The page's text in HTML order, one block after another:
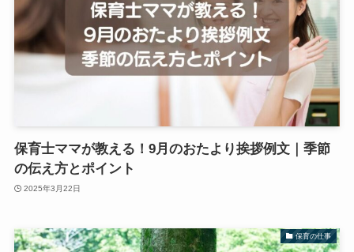
保育士ママが教える！9月のおたより挨拶例文｜季節
の伝え方とポイント
2025年3月22日
保育の仕事